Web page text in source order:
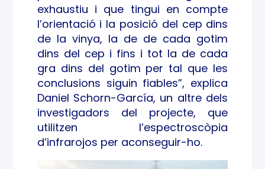
exhaustiu i que tingui en compte
l’orientació i la posició del cep dins
de la vinya, la de de cada gotim
dins del cep i fins i tot la de cada
gra dins del gotim per tal que les
conclusions siguin fiables”, explica
Daniel Schorn-García, un altre dels
investigadors del projecte, que
utilitzen l’espectroscòpia
d’infrarojos per aconseguir-ho.